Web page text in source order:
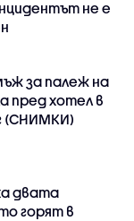
не е
за палеж на
пред хотел в
(СНИМКИ)
двата
горят в